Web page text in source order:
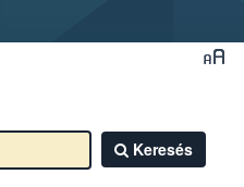
Keresés